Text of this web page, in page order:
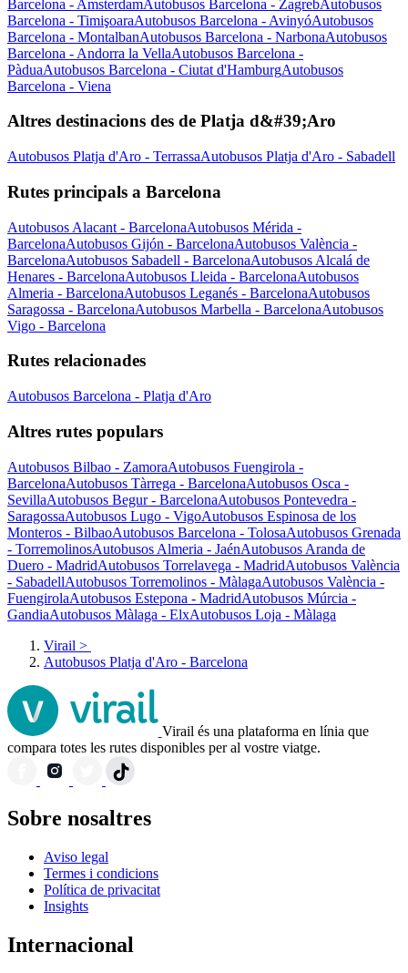
Barcelona - AmsterdamAutobusos Barcelona - ZagrebAutobusos
Barcelona - TimişoaraAutobusos Barcelona - AvinyóAutobusos
Barcelona - MontalbanAutobusos Barcelona - NarbonaAutobusos
Barcelona - Andorra la VellaAutobusos Barcelona -
PàduaAutobusos Barcelona - Ciutat d'HamburgAutobusos
Barcelona - Viena
Altres destinacions des de Platja d&#39;Aro
Autobusos Platja d'Aro - TerrassaAutobusos Platja d'Aro - Sabadell
Rutes principals a Barcelona
Autobusos Alacant - BarcelonaAutobusos Mérida -
BarcelonaAutobusos Gijón - BarcelonaAutobusos València -
BarcelonaAutobusos Sabadell - BarcelonaAutobusos Alcalá de
Henares - BarcelonaAutobusos Lleida - BarcelonaAutobusos
Almeria - BarcelonaAutobusos Leganés - BarcelonaAutobusos
Saragossa - BarcelonaAutobusos Marbella - BarcelonaAutobusos
Vigo - Barcelona
Rutes relacionades
Autobusos Barcelona - Platja d'Aro
Altres rutes populars
Autobusos Bilbao - ZamoraAutobusos Fuengirola -
BarcelonaAutobusos Tàrrega - BarcelonaAutobusos Osca -
SevillaAutobusos Begur - BarcelonaAutobusos Pontevedra -
SaragossaAutobusos Lugo - VigoAutobusos Espinosa de los
Monteros - BilbaoAutobusos Barcelona - TolosaAutobusos Grenada
- TorremolinosAutobusos Almeria - JaénAutobusos Aranda de
Duero - MadridAutobusos Torrelavega - MadridAutobusos València
- SabadellAutobusos Torremolinos - MàlagaAutobusos València -
FuengirolaAutobusos Estepona - MadridAutobusos Múrcia -
GandiaAutobusos Màlaga - ElxAutobusos Loja - Màlaga
Virail >
Autobusos Platja d'Aro - Barcelona
Virail és una plataforma en línia que
compara totes les rutes disponibles per al vostre viatge.
Sobre nosaltres
Aviso legal
Termes i condicions
Política de privacitat
Insights
Internacional